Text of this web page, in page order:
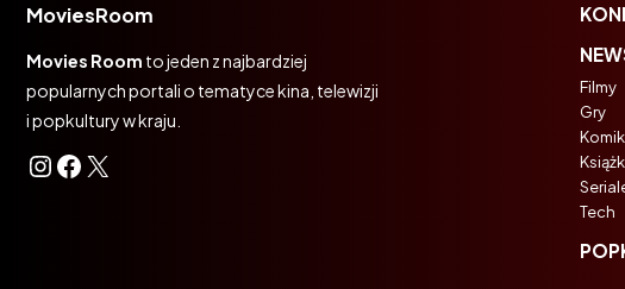
MoviesRoom
Movies Room to jeden z najbardziej
popularnych portali o tematyce kina, telewizji
i popkultury w kraju.
Instagram
Facebook
X
Filmy
Gry
Tech